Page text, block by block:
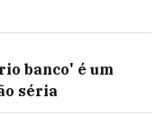
banco' é um
séria